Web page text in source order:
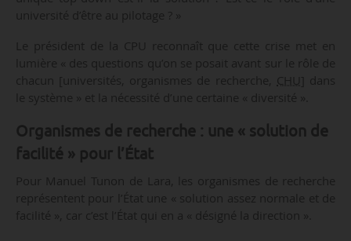
université d’être au pilotage ? »
Le président de la CPU reconnaît que cette crise met en
lumière « des questions qu’on se posait avant sur le rôle de
chacun [universités, organismes de recherche, CHU ] dans
le système » et la nécessité d’une certaine « diversité ».
Organismes de recherche : une « solution de
facilité » pour l’État
Pour Manuel Tunon de Lara, les organismes de recherche
représentent pour l’État une « solution assez normale et de
facilité », car c’est l’État qui en a « désigné la direction ».